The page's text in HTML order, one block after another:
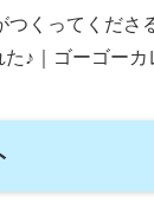
つくってくださ
♪｜ゴーゴーカ